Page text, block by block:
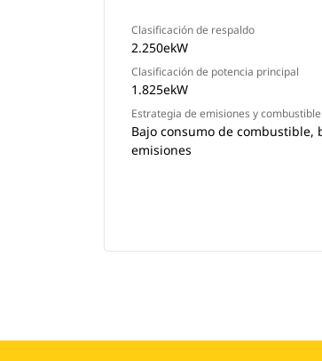
Clasificación de respaldo
2.250ekW
Clasificación de potencia principal
1.825ekW
Estrategia de emisiones y combustible
Bajo consumo de combustible,
emisiones